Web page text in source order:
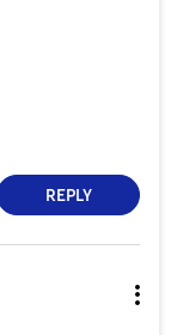
REPLY